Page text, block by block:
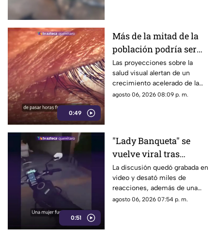
0:49
Más de la mitad de la
población podría ser
miope en 2050;
especialistas advierten
las causas
Las proyecciones sobre la
salud visual alertan de un
crecimiento acelerado de la
miopía y señalan que pasar
agosto 06, 2026 08:09 p. m.
0:51
"Lady Banqueta" se
vuelve viral tras
confrontar a un
repartidor; así fue el
momento
La discusión quedó grabada en
video y desató miles de
reacciones, además de una
muestra de apoyo de
agosto 06, 2026 07:54 p. m.